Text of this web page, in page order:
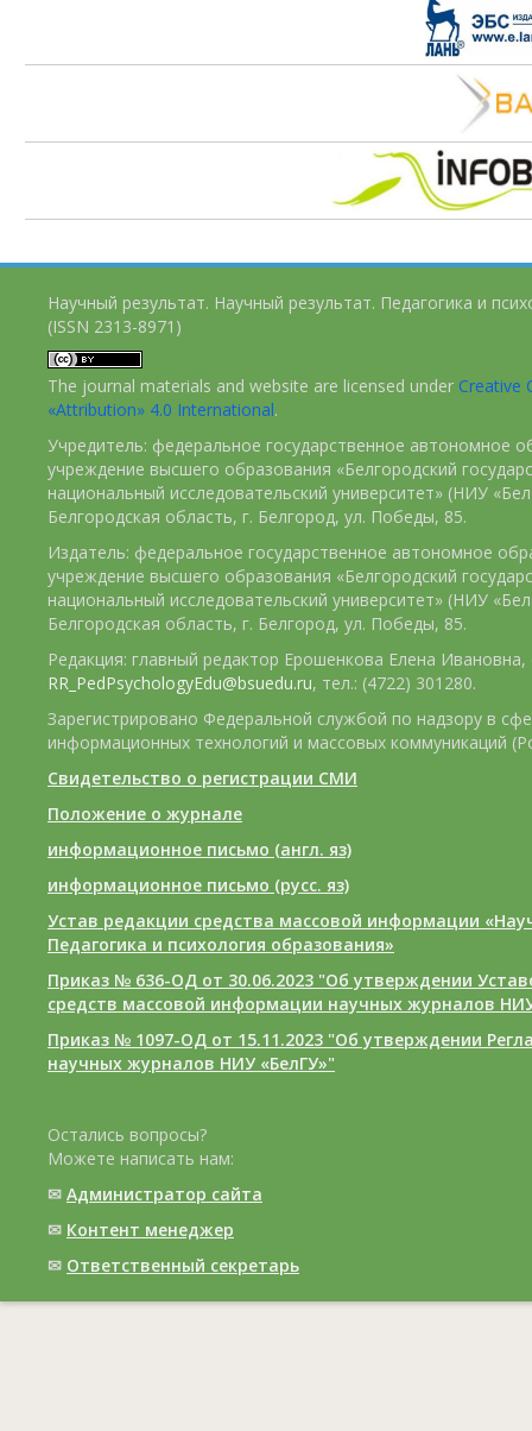
Научный результат. Научный результат. Педагогика и
(ISSN 2313-8971)
The journal materials and website are licensed under Creative
«Attribution» 4.0 International.
Учредитель: федеральное государственное автономное
учреждение высшего образования «Белгородский
национальный исследовательский университет» (НИУ
Белгородская область, г. Белгород, ул. Победы, 85.
Издатель: федеральное государственное автономное
учреждение высшего образования «Белгородский
национальный исследовательский университет» (НИУ
Белгородская область, г. Белгород, ул. Победы, 85.
Редакция: главный редактор Ерошенкова Елена Ивановна,
RR_PedPsychologyEdu@bsuedu.ru, тел.: (4722) 301280.
Зарегистрировано Федеральной службой по надзору в
информационных технологий и массовых коммуникаций
Свидетельство о регистрации СМИ
Положение о журнале
информационное письмо (англ. яз)
информационное письмо (русс. яз)
Устав редакции средства массовой информации
Педагогика и психология образования»
Приказ № 636-ОД от 30.06.2023 "Об утверждении
средств массовой информации научных журналов
Приказ № 1097-ОД от 15.11.2023 "Об утверждении
научных журналов НИУ «БелГУ»"
Остались вопросы?
Можете написать нам:
✉ Администратор сайта
✉ Контент менеджер
✉ Ответственный cекретарь